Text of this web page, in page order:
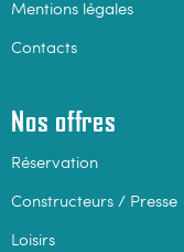
Mentions légales
Contacts
Nos offres
Réservation
Constructeurs / Presse
Loisirs